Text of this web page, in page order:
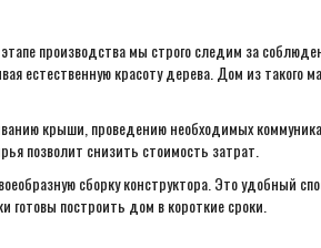
производства мы строго следим за
естественную красоту дерева. Дом из такого
крыши, проведению необходимых
позволит снизить стоимость затрат.
сборку конструктора. Это удобный
построить дом в короткие сроки.